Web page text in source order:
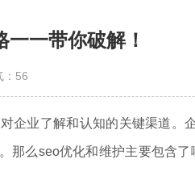
一带你破解！
56
业了解和认知的关键渠道。
那么seo优化和维护主要包含